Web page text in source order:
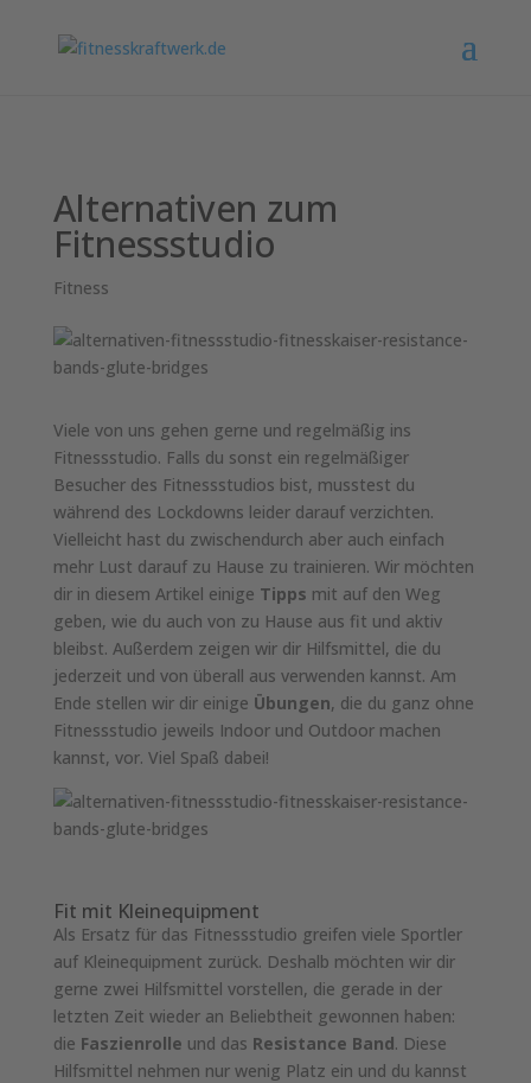
Alternativen zum
Fitnessstudio
Fitness
Viele von uns gehen gerne und regelmäßig ins
Fitnessstudio. Falls du sonst ein regelmäßiger
Besucher des Fitnessstudios bist, musstest du
während des Lockdowns leider darauf verzichten.
Vielleicht hast du zwischendurch aber auch einfach
mehr Lust darauf zu Hause zu trainieren. Wir möchten
dir in diesem Artikel einige Tipps mit auf den Weg
geben, wie du auch von zu Hause aus fit und aktiv
bleibst. Außerdem zeigen wir dir Hilfsmittel, die du
jederzeit und von überall aus verwenden kannst. Am
Ende stellen wir dir einige Übungen, die du ganz ohne
Fitnessstudio jeweils Indoor und Outdoor machen
kannst, vor. Viel Spaß dabei!
Fit mit Kleinequipment
Als Ersatz für das Fitnessstudio greifen viele Sportler
auf Kleinequipment zurück. Deshalb möchten wir dir
gerne zwei Hilfsmittel vorstellen, die gerade in der
letzten Zeit wieder an Beliebtheit gewonnen haben:
die Faszienrolle und das Resistance Band. Diese
Hilfsmittel nehmen nur wenig Platz ein und du kannst